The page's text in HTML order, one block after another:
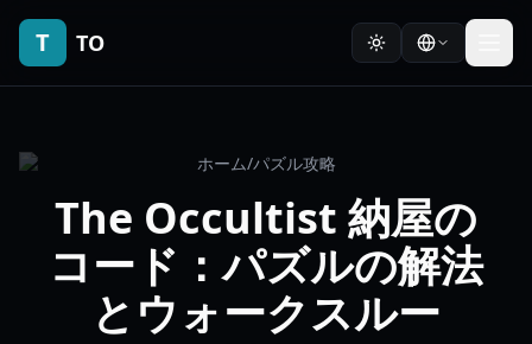
T TO
ホーム/パズル攻略
The Occultist 納屋の
コード：パズルの解法
とウォークスルー